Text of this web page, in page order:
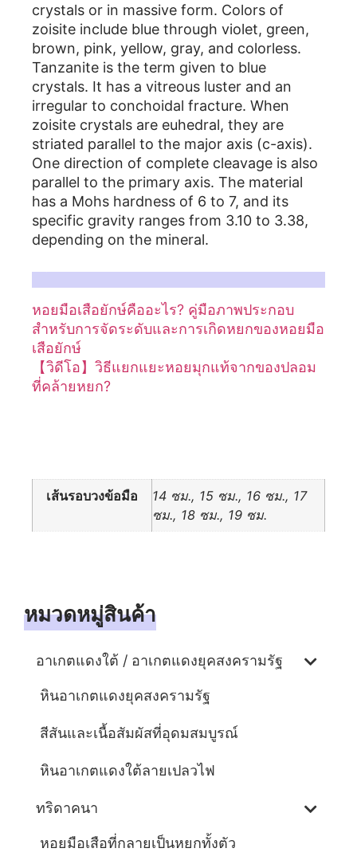
หมวดหมู่สินค้า
อาเกตแดงใต้ / อาเกตแดงยุคสงครามรัฐ
หินอาเกตแดงยุคสงครามรัฐ
สีสันและเนื้อสัมผัสที่อุดมสมบูรณ์
หินอาเกตแดงใต้ลายเปลวไฟ
ทริดาคนา
หอยมือเสือที่กลายเป็นหยกทั้งตัว
crystals or in massive form. Colors of
zoisite include blue through violet, green,
brown, pink, yellow, gray, and colorless.
Tanzanite is the term given to blue
crystals. It has a vitreous luster and an
irregular to conchoidal fracture. When
zoisite crystals are euhedral, they are
striated parallel to the major axis (c-axis).
One direction of complete cleavage is also
parallel to the primary axis. The material
has a Mohs hardness of 6 to 7, and its
specific gravity ranges from 3.10 to 3.38,
depending on the mineral.
หอยมือเสือยักษ์คืออะไร? คู่มือภาพประกอบ
สำหรับการจัดระดับและการเกิดหยกของหอยมือ
เสือยักษ์
【วิดีโอ】วิธีแยกแยะหอยมุกแท้จากของปลอม
ที่คล้ายหยก?
เส้นรอบวงข้อมือ
14 ซม., 15 ซม., 16 ซม., 17
ซม., 18 ซม., 19 ซม.